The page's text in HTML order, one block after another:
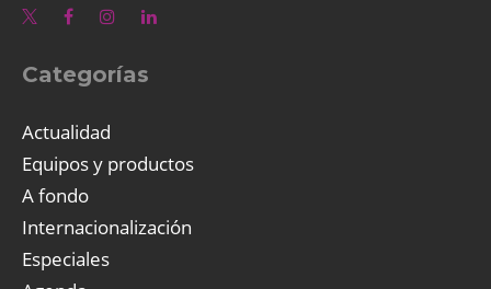
Categorías
Actualidad
Equipos y productos
A fondo
Internacionalización
Especiales